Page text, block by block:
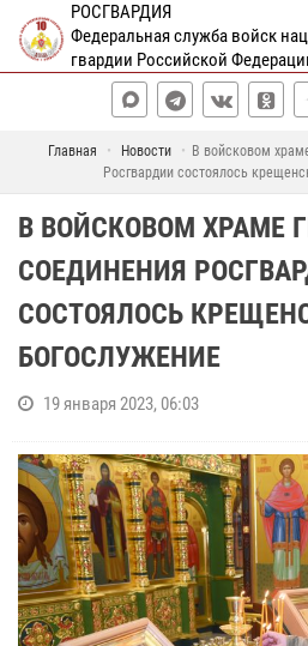
РОСГВАРДИЯ
Федеральная служба войск
гвардии Российской
Главная Новости
В войсковом
Росгвардии состоялось
В ВОЙСКОВОМ ХРАМЕ
СОЕДИНЕНИЯ
СОСТОЯЛОСЬ
БОГОСЛУЖЕНИЕ
19 января 2023, 06:03